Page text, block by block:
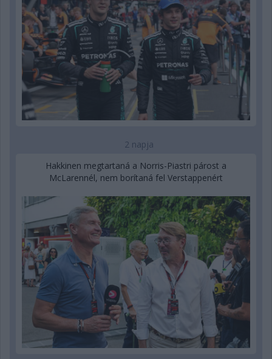
2 napja
Hakkinen megtartaná a Norris-Piastri párost a
McLarennél, nem borítaná fel Verstappenért